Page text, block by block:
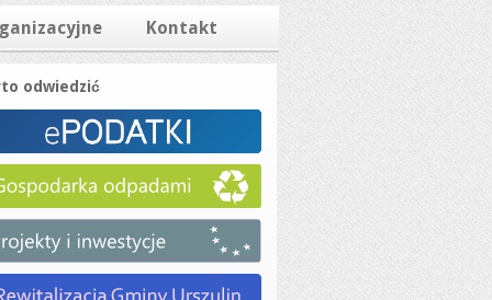
Kontakt
odwiedzić